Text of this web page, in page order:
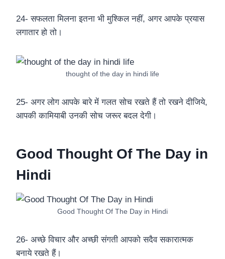
24- सफलता मिलना इतना भी मुश्किल नहीं, अगर आपके प्रयास
लगातार हो तो।
thought of the day in hindi life
25- अगर लोग आपके बारे में गलत सोच रखते हैं तो रखने दीजिये,
आपकी कामियाबी उनकी सोच जरूर बदल देगी।
Good Thought Of The Day in
Hindi
Good Thought Of The Day in Hindi
26- अच्छे विचार और अच्छी संगती आपको सदैव सकारात्मक
बनाये रखते हैं।